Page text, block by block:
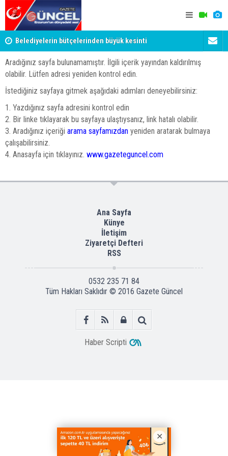
Belediyelerin bütçelerinden büyük kesinti
Aradığınız sayfa bulunamamıştır. İlgili içerik yayından kaldırılmış
olabilir. Lütfen adresi yeniden kontrol edin.
İstediğiniz sayfaya gitmek aşağıdaki adımları deneyebilirsiniz:
1. Yazdığınız sayfa adresini kontrol edin
2. Bir linke tıklayarak bu sayfaya ulaştıysanız, link hatalı olabilir.
3. Aradığınız içeriği arama sayfamızdan yeniden aratarak bulmaya
çalışabilirsiniz.
4. Anasayfa için tıklayınız. www.gazeteguncel.com
Ana Sayfa
Künye
İletişim
Ziyaretçi Defteri
RSS
0532 235 71 84
Tüm Hakları Saklıdır © 2016 Gazete Güncel
Haber Scripti